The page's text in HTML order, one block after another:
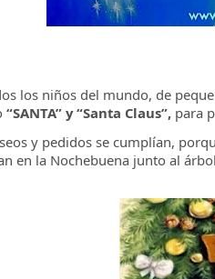
los niños del mundo, de
“SANTA” y “Santa Claus”, para
y pedidos se cumplían,
en la Nochebuena junto al